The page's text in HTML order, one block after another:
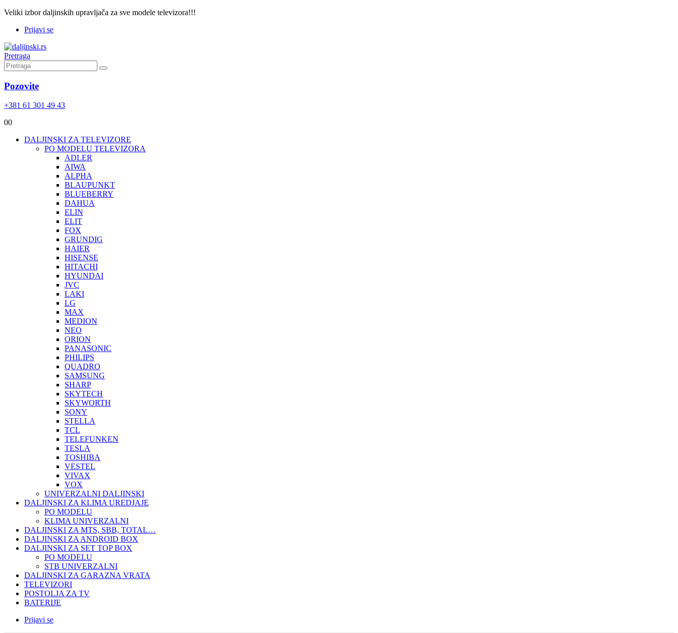
Veliki izbor daljinskih upravljača za sve modele televizora!!!
Prijavi se
Pretraga
Pozovite
+381 61 301 49 43
00
DALJINSKI ZA TELEVIZORE
PO MODELU TELEVIZORA
ADLER
AIWA
ALPHA
BLAUPUNKT
BLUEBERRY
DAHUA
ELIN
ELIT
FOX
GRUNDIG
HAIER
HISENSE
HITACHI
HYUNDAI
JVC
LAKI
LG
MAX
MEDION
NEO
ORION
PANASONIC
PHILIPS
QUADRO
SAMSUNG
SHARP
SKYTECH
SKYWORTH
SONY
STELLA
TCL
TELEFUNKEN
TESLA
TOSHIBA
VESTEL
VIVAX
VOX
UNIVERZALNI DALJINSKI
DALJINSKI ZA KLIMA UREDJAJE
PO MODELU
KLIMA UNIVERZALNI
DALJINSKI ZA MTS, SBB, TOTAL…
DALJINSKI ZA ANDROID BOX
DALJINSKI ZA SET TOP BOX
PO MODELU
STB UNIVERZALNI
DALJINSKI ZA GARAZNA VRATA
TELEVIZORI
POSTOLJA ZA TV
BATERIJE
Prijavi se